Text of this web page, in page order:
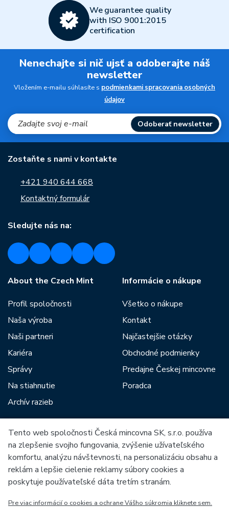
We guarantee quality
with ISO 9001:2015
certification
Nenechajte si nič ujsť a odoberajte náš
newsletter
Vložením e-mailu súhlasíte s podmienkami spracovania osobných
údajov
Odoberať newsletter
Zostaňte s nami v kontakte
+421 940 644 668
Kontaktný formulár
Sledujte nás na:
About the Czech Mint
Profil spoločnosti
Naša výroba
Naši partneri
Kariéra
Správy
Na stiahnutie
Archív razieb
Informácie o nákupe
Všetko o nákupe
Kontakt
Najčastejšie otázky
Obchodné podmienky
Predajne Českej mincovne
Poradca
Medzi našich partnerov patria:
Európska únia
Tento web spoločnosti Česká mincovna SK, s.r.o. používa
na zlepšenie svojho fungovania, zvýšenie užívateľského
komfortu, analýzu návštevnosti, na personalizáciu obsahu a
reklám a lepšie cielenie reklamy súbory cookies a
poskytuje používateľské dáta tretím stranám.
Pre viac informácií o cookies a ochrane Vášho súkromia kliknete sem.